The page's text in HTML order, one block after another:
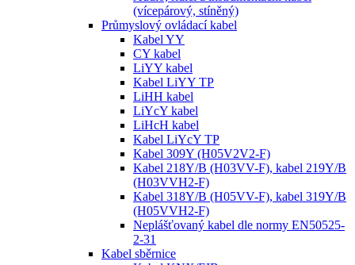
(vícepárový, stíněný)
Průmyslový ovládací kabel
Kabel YY
CY kabel
LiYY kabel
Kabel LiYY TP
LiHH kabel
LiYcY kabel
LiHcH kabel
Kabel LiYcY TP
Kabel 309Y (H05V2V2-F)
Kabel 218Y/B (H03VV-F), kabel 219Y/B
(H03VVH2-F)
Kabel 318Y/B (H05VV-F), kabel 319Y/B
(H05VVH2-F)
Neplášťovaný kabel dle normy EN50525-
2-31
Kabel sběrnice